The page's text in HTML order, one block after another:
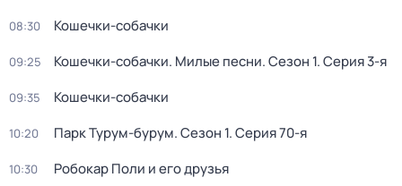
08:30 Кошечки-собачки
09:25 Кошечки-собачки. Милые песни. Сезон 1. Серия 3-я
09:35 Кошечки-собачки
10:20 Парк Турум-бурум. Сезон 1. Серия 70-я
10:30 Робокар Поли и его друзья